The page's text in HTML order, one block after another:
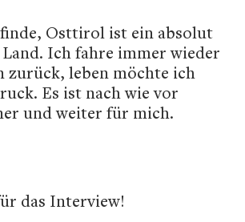
Osttirol ist ein absolut
Ich fahre immer wieder
zurück, leben möchte ich
Es ist nach wie vor
und weiter für mich.
das Interview!